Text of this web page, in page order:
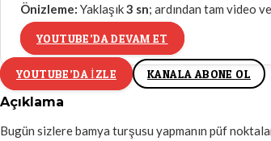
Önizleme: Yaklaşık3 sn; ardından tam video
YOUTUBE’DA DEVAM ET
YOUTUBE’DA IZLE KANALA ABONE OL
Açıklama
Bugün sizlere bamya turşusu yapmanın püf